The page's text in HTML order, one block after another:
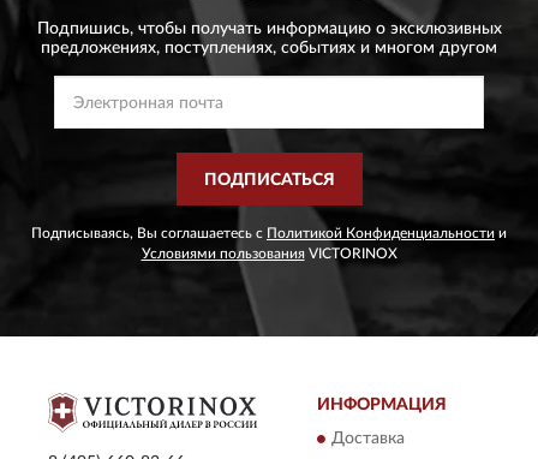
Подпишись, чтобы получать информацию о эксклюзивных
предложениях, поступлениях, событиях и многом другом
ПОДПИСАТЬСЯ
Подписываясь, Вы соглашаетесь с Политикой Конфиденциальности и
Условиями пользованияVICTORINOX
ИНФОРМАЦИЯ
Доставка